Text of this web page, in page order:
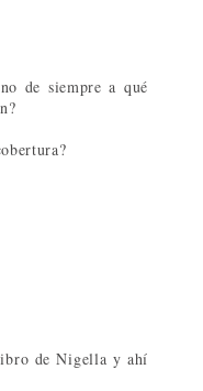
de siempre a qué
de Nigella y ahí